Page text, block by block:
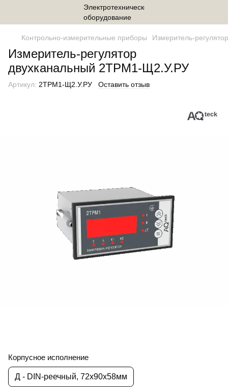
Контрольно-измерительные приборы Измеритель-регулятор
Измеритель-регулятор
двухканальный 2ТРМ1-Щ2.У.РУ
Артикул: 2ТРМ1-Щ2.У.РУ Оставить отзыв
Корпусное исполнение
Д - DIN-реечный, 72х90х58мм